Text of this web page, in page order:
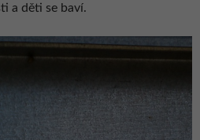
a děti se baví.